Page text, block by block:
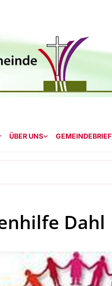
ÜBER UNS GEMEINDEBRIEF
Dahl